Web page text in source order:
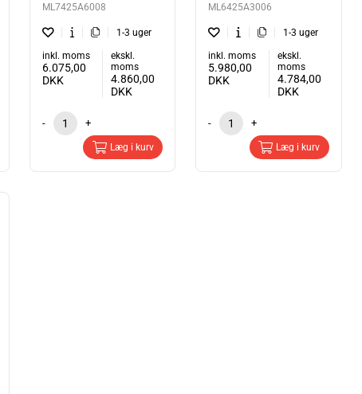
ML7425A6008
1-3 uger
inkl. moms
6.075,00
DKK
ekskl.
moms
4.860,00
DKK
- +
Læg i kurv
ML6425A3006
1-3 uger
inkl. moms
5.980,00
DKK
ekskl.
moms
4.784,00
DKK
- +
Læg i kurv